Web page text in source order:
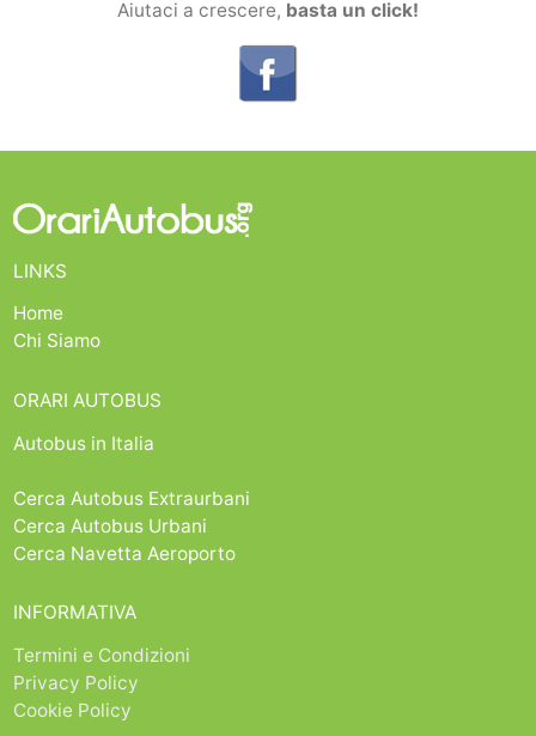
Aiutaci a crescere, basta un click!
LINKS
Home
Chi Siamo
ORARI AUTOBUS
Autobus in Italia
Cerca Autobus Extraurbani
Cerca Autobus Urbani
Cerca Navetta Aeroporto
INFORMATIVA
Termini e Condizioni
Privacy Policy
Cookie Policy